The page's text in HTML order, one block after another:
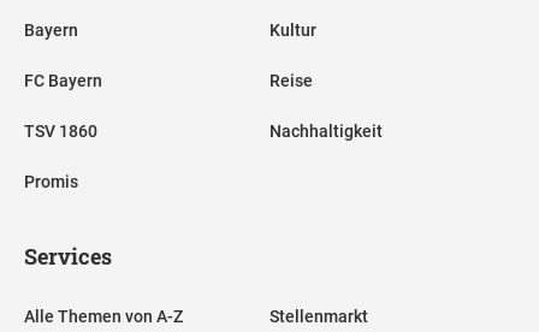
Bayern
FC Bayern
TSV 1860
Promis
Kultur
Reise
Nachhaltigkeit
Services
Alle Themen von A-Z Stellenmarkt